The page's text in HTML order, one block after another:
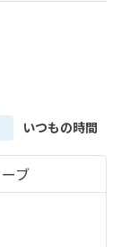
いつもの時間
ブ